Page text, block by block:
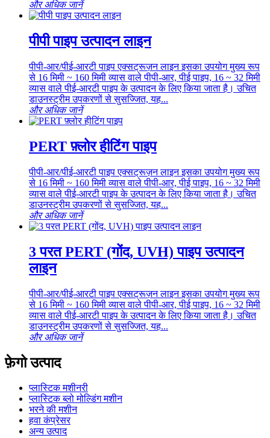
और अधिक जानें
पीपी पाइप उत्पादन लाइन
पीपी-आर/पीई-आरटी पाइप एक्सट्रूज़न लाइन इसका उपयोग मुख्य रूप
से 16 मिमी ~ 160 मिमी व्यास वाले पीपी-आर, पीई पाइप, 16 ~ 32 मिमी
व्यास वाले पीई-आरटी पाइप के उत्पादन के लिए किया जाता है। उचित
डाउनस्ट्रीम उपकरणों से सुसज्जित, यह...
और अधिक जानें
PERT फ़्लोर हीटिंग पाइप
पीपी-आर/पीई-आरटी पाइप एक्सट्रूज़न लाइन इसका उपयोग मुख्य रूप
से 16 मिमी ~ 160 मिमी व्यास वाले पीपी-आर, पीई पाइप, 16 ~ 32 मिमी
व्यास वाले पीई-आरटी पाइप के उत्पादन के लिए किया जाता है। उचित
डाउनस्ट्रीम उपकरणों से सुसज्जित, यह...
और अधिक जानें
3 परत PERT (गोंद, UVH) पाइप उत्पादन
लाइन
पीपी-आर/पीई-आरटी पाइप एक्सट्रूज़न लाइन इसका उपयोग मुख्य रूप
से 16 मिमी ~ 160 मिमी व्यास वाले पीपी-आर, पीई पाइप, 16 ~ 32 मिमी
व्यास वाले पीई-आरटी पाइप के उत्पादन के लिए किया जाता है। उचित
डाउनस्ट्रीम उपकरणों से सुसज्जित, यह...
और अधिक जानें
फ़ेगो उत्पाद
प्लास्टिक मशीनरी
प्लास्टिक ब्लो मोल्डिंग मशीन
भरने की मशीन
हवा कंप्रेसर
अन्य उत्पाद